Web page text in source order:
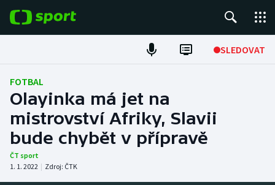
SLEDOVAT
Fotbal
Hokej
Tenis
Atletika
FOTBAL
Olayinka má jet na
mistrovství Afriky, Slavii
bude chybět v přípravě
ČT sport
1. 1. 2022 | Zdroj: ČTK